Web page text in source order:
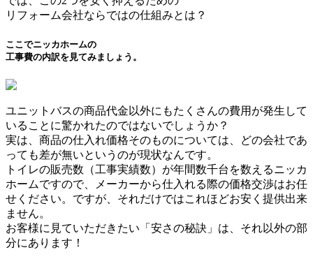
リフォーム会社ならではの仕組みとは？
ここでニッカホームの
工事費の内訳を見てみましょう。
ユニットバスの商品代金以外にもたくさんの費用が発生して
いることに驚かれたのではないでしょうか？
実は、商品の仕入れ価格そのものについては、どの会社であ
っても差が無いというのが現状なんです。
トイレの販売数（工事実績数）が年間数千台を数えるニッカ
ホームですので、メーカーから仕入れる際の価格交渉はお任
せください。ですが、それだけではこれほどお安く提供出来
ません。
お客様に見ていただきたい「安さの秘訣」は、それ以外の部
分にあります！